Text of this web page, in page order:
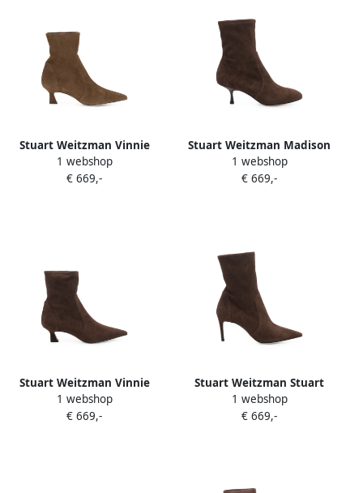
Stuart Weitzman Vinnie
pointed-toe ankle boots
Bruin
1 webshop
€ 669,-
Stuart Weitzman Madison
suede ankle boots Bruin
1 webshop
€ 669,-
Stuart Weitzman Vinnie
suede ankle boots Bruin
1 webshop
€ 669,-
Stuart Weitzman Stuart
enkellaarzen Bruin
1 webshop
€ 669,-